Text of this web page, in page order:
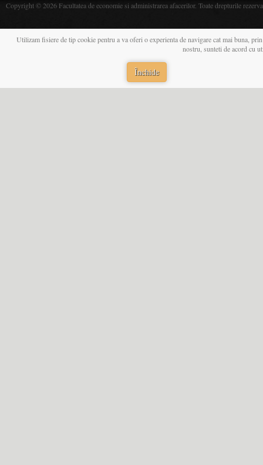
Copyright © 2026 Facultatea de economie si administrarea afacerilor. Toate drepturile
Utilizam fisiere de tip cookie pentru a va oferi o experienta de navigare cat mai buna,
nostru, sunteti de acord cu
Închide